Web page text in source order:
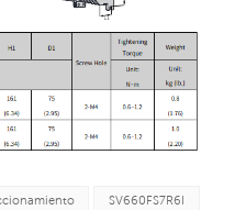
SV660FS7R6I